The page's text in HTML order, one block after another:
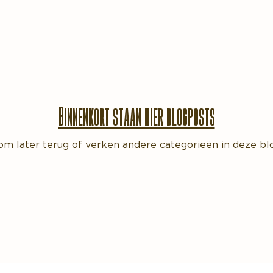
Binnenkort staan hier blogposts
later terug of verken andere categorieën in deze